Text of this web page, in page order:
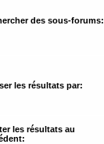
des sous-forums:
les résultats par:
les résultats au